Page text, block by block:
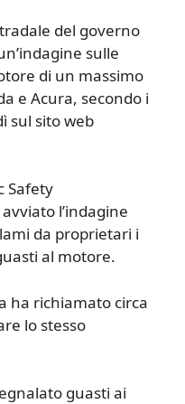
del governo
sulle
di un massimo
e Acura, secondo i
sul sito web
Safety
l’indagine
da proprietari i
al motore.
ha richiamato circa
lo stesso
guasti ai